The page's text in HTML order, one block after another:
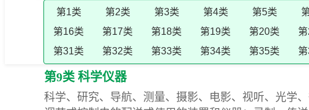
第1类 第2类 第3类 第4类 第5类
第16类
第17类 第18类 第19类 第20类
第31类
第32类 第33类 第34类 第35类
第9类 科学仪器
科学、研究、导航、测量、摄影、电影、视听、光学